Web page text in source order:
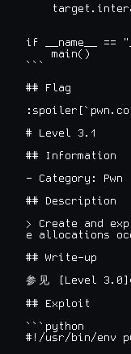
if __name__ ==
    main()
```
## Flag
# Level 3.1
## Information
- Category: Pwn
## Description
> Create and
e allocations
## Write-up
参 见 [Level
## Exploit
```python
#!/usr/bin/env